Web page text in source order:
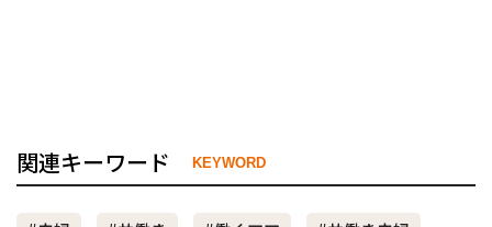
関連キーワード KEYWORD